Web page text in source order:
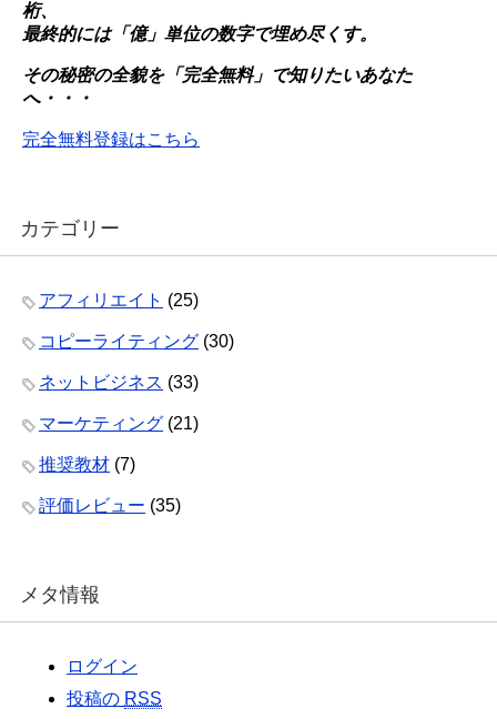
桁、
最終的には「億」単位の数字で埋め尽くす。
その秘密の全貌を「完全無料」で知りたいあなた
へ・・・
完全無料登録はこちら
カテゴリー
アフィリエイト (25)
コピーライティング (30)
ネットビジネス (33)
マーケティング (21)
推奨教材 (7)
評価レビュー (35)
メタ情報
ログイン
投稿の RSS